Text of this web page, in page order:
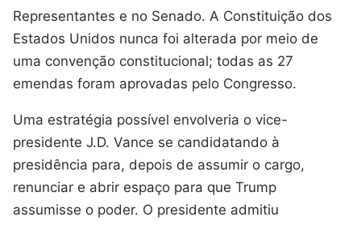
Representantes e no Senado. A Constituição dos
Estados Unidos nunca foi alterada por meio de
uma convenção constitucional; todas as 27
emendas foram aprovadas pelo Congresso.
Uma estratégia possível envolveria o vice-
presidente J.D. Vance se candidatando à
presidência para, depois de assumir o cargo,
renunciar e abrir espaço para que Trump
assumisse o poder. O presidente admitiu